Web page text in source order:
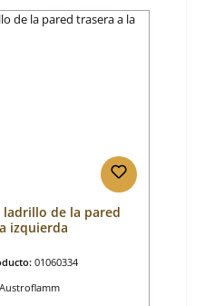
de la pared
izquierda
01060334
Austroflamm